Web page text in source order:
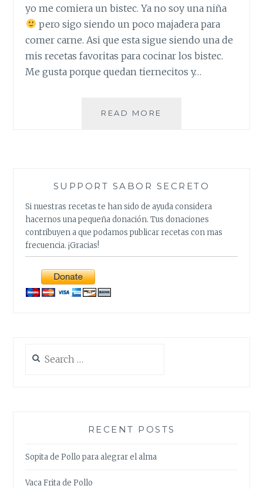
yo me comiera un bistec. Ya no soy una niña
pero sigo siendo un poco majadera para
comer carne. Asi que esta sigue siendo una de
mis recetas favoritas para cocinar los bistec.
Me gusta porque quedan tiernecitos y…
READ MORE
SUPPORT SABOR SECRETO
Si nuestras recetas te han sido de ayuda considera
hacernos una pequeña donación. Tus donaciones
contribuyen a que podamos publicar recetas con mas
frecuencia. ¡Gracias!
for:
RECENT POSTS
Sopita de Pollo para alegrar el alma
Vaca Frita de Pollo